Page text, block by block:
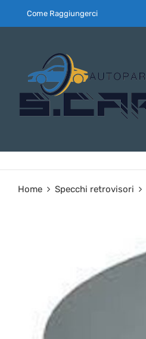
Come Raggiungerci
Home Specchi retrovisori